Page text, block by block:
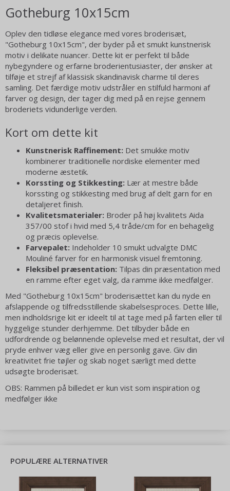
Gotheburg 10x15cm
Oplev den tidløse elegance med vores broderisæt,
"Gotheburg 10x15cm", der byder på et smukt kunstnerisk
motiv i delikate nuancer. Dette kit er perfekt til både
nybegyndere og erfarne broderientusiaster, der ønsker at
tilføje et strejf af klassisk skandinavisk charme til deres
samling. Det færdige motiv udstråler en stilfuld harmoni af
farver og design, der tager dig med på en rejse gennem
broderiets vidunderlige verden.
Kort om dette kit
Kunstnerisk Raffinement: Det smukke motiv
kombinerer traditionelle nordiske elementer med
moderne æstetik.
Korssting og Stikkesting: Lær at mestre både
korssting og stikkesting med brug af delt garn for en
detaljeret finish.
Kvalitetsmaterialer: Broder på høj kvalitets Aida
357/00 stof i hvid med 5,4 tråde/cm for en behagelig
og præcis oplevelse.
Farvepalet: Indeholder 10 smukt udvalgte DMC
Mouliné farver for en harmonisk visuel fremtoning.
Fleksibel præsentation: Tilpas din præsentation med
en ramme efter eget valg, da ramme ikke medfølger.
Med "Gotheburg 10x15cm" broderisættet kan du nyde en
afslappende og tilfredsstillende skabelsesproces. Dette lille,
men indholdsrige kit er ideelt til at tage med på farten eller til
hyggelige stunder derhjemme. Det tilbyder både en
udfordrende og belønnende oplevelse med et resultat, der vil
pryde enhver væg eller give en personlig gave. Giv din
kreativitet frie tøjler og skab noget særligt med dette
udsøgte broderisæt.
OBS: Rammen på billedet er kun vist som inspiration og
medfølger ikke
POPULÆRE ALTERNATIVER